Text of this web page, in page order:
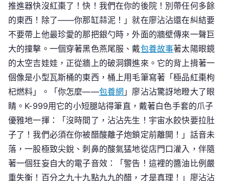
推進器快沒紅棗了！快！我們在你的後院！別帶任何多餘
的東西！除了——你那缸蒜泥！」就在廖沾沾還在糾結要
不要帶上他最珍愛的那把銀勺時，外面的牆壁傳來一聲巨
大的撞擊。一個穿著黑色燕尾服、戴包養故事著太陽眼鏡
的太空吉娃娃，正從牆上的破洞鑽進來。它的背上揹著一
個像是小型瓦斯桶的東西，桶上用毛筆寫著「極品紅棗枸
杞燃料」。「你怎麼——包養網 」廖沾沾驚訝地瞪大了眼
睛。K-999用它的小短腿站得筆直，戴著白色手套的爪子
優雅地一揮：「沒時間了，沾沾先生！宇宙水餃快要拉肚
子了！我們必須在你被醋酸離子炮鎖定前離開！」話音未
落，一股極致尖銳、刺鼻的酸氣猛地從店門口灌入，伴隨
著一個狂妄自大的電子音效：「警告！這裡的醬油比例嚴
重失衡！百分之九十九點九九的醋，才是真理！」廖沾沾